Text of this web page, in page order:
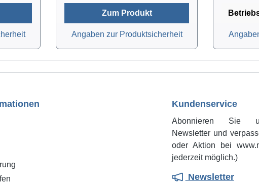
160 cm erhältlich.Zum Produkt
Angaben zur Produktsicherheit
Kundenservice
Abonnieren Sie
Newsletter und
oder Aktion bei
jederzeit möglich.)
Newsletter